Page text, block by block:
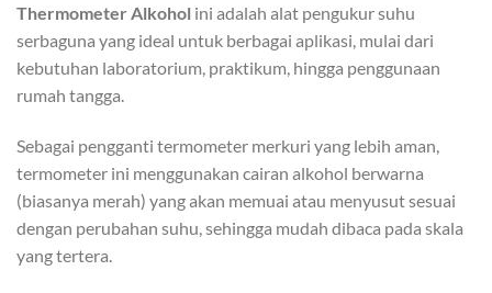
Thermometer Alkohol ini adalah alat pengukur suhu
serbaguna yang ideal untuk berbagai aplikasi, mulai dari
kebutuhan laboratorium, praktikum, hingga penggunaan
rumah tangga.
Sebagai pengganti termometer merkuri yang lebih aman,
termometer ini menggunakan cairan alkohol berwarna
(biasanya merah) yang akan memuai atau menyusut sesuai
dengan perubahan suhu, sehingga mudah dibaca pada skala
yang tertera.